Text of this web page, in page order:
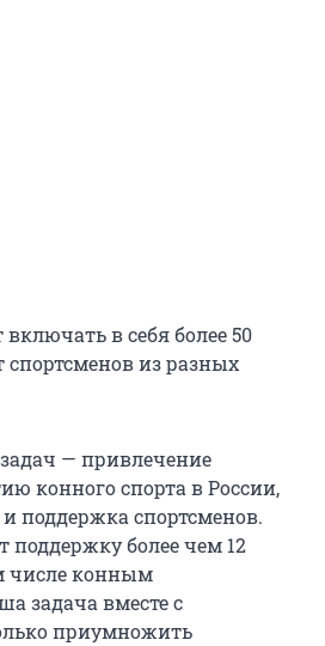
в себя более 50
спортсменов из разных
— привлечение
конного спорта в России,
поддержка спортсменов.
поддержку более чем 12
числе конным
задача вместе с
приумножить